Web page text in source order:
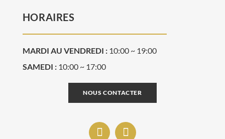
HORAIRES
MARDI AU VENDREDI : 10:00 ~ 19:00
SAMEDI : 10:00 ~ 17:00
NOUS CONTACTER